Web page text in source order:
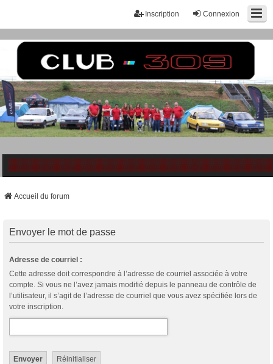
Connexion
Inscription
Accueil du forum
Envoyer le mot de passe
Adresse de courriel :
Cette adresse doit correspondre à l’adresse de courriel associée à votre
compte. Si vous ne l’avez jamais modifié depuis le panneau de contrôle de
l’utilisateur, il s’agit de l’adresse de courriel que vous avez spécifiée lors de
votre inscription.